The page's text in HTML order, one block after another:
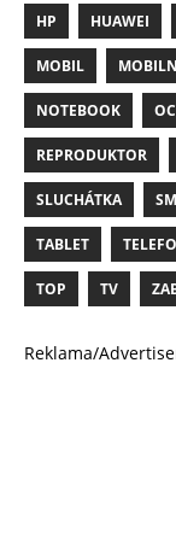
HP HUAWEI
MOBIL
NOTEBOOK
REPRODUKTOR
SLUCHÁTKA
TABLET
TOP TV
Reklama/